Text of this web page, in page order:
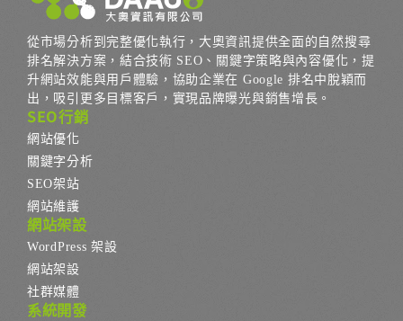
從市場分析到完整優化執行，大奧資訊提供全面的自然搜尋
排名解決方案，結合技術 SEO、關鍵字策略與內容優化，提
升網站效能與用戶體驗，協助企業在 Google 排名中脫穎而
出，吸引更多目標客戶，實現品牌曝光與銷售增長。
SEO行銷
網站優化
關鍵字分析
SEO架站
網站維護
網站架設
WordPress 架設
網站架設
社群媒體
系統開發